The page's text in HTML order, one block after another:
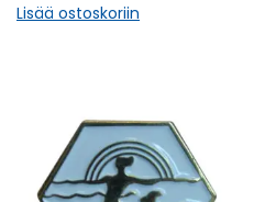
Lisää ostoskoriin